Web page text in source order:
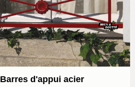
Barres d'appui acier